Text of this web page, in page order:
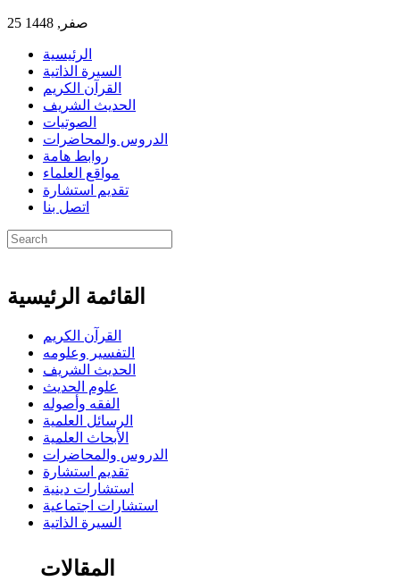
25 صفر, 1448
الرئيسية
السيرة الذاتية
القرآن الكريم
الحديث الشريف
الصوتيات
الدروس والمحاضرات
روابط هامة
مواقع العلماء
تقديم استشارة
اتصل بنا
القائمة الرئيسية
القرآن الكريم
التفسير وعلومه
الحديث الشريف
علوم الحديث
الفقه وأصوله
الرسائل العلمية
الأبحاث العلمية
الدروس والمحاضرات
تقديم استشارة
استشارات دينية
استشارات اجتماعية
السيرة الذاتية
المقالات